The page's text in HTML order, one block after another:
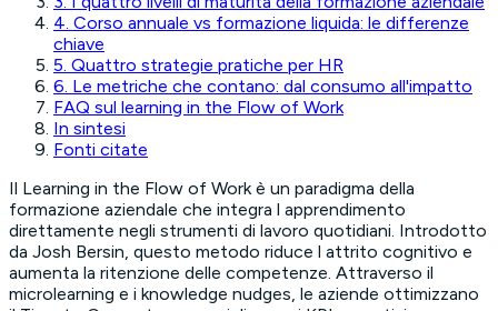
4. Corso annuale vs formazione liquida: le differenze
chiave
5. Quattro strategie pratiche per HR
6. Le metriche che contano: dal consumo all'impatto
FAQ sul learning in the Flow of Work
In sintesi
Fonti citate
Il Learning in the Flow of Work è un paradigma della
formazione aziendale che integra l apprendimento
direttamente negli strumenti di lavoro quotidiani. Introdotto
da Josh Bersin, questo metodo riduce l attrito cognitivo e
aumenta la ritenzione delle competenze. Attraverso il
microlearning e i knowledge nudges, le aziende ottimizzano